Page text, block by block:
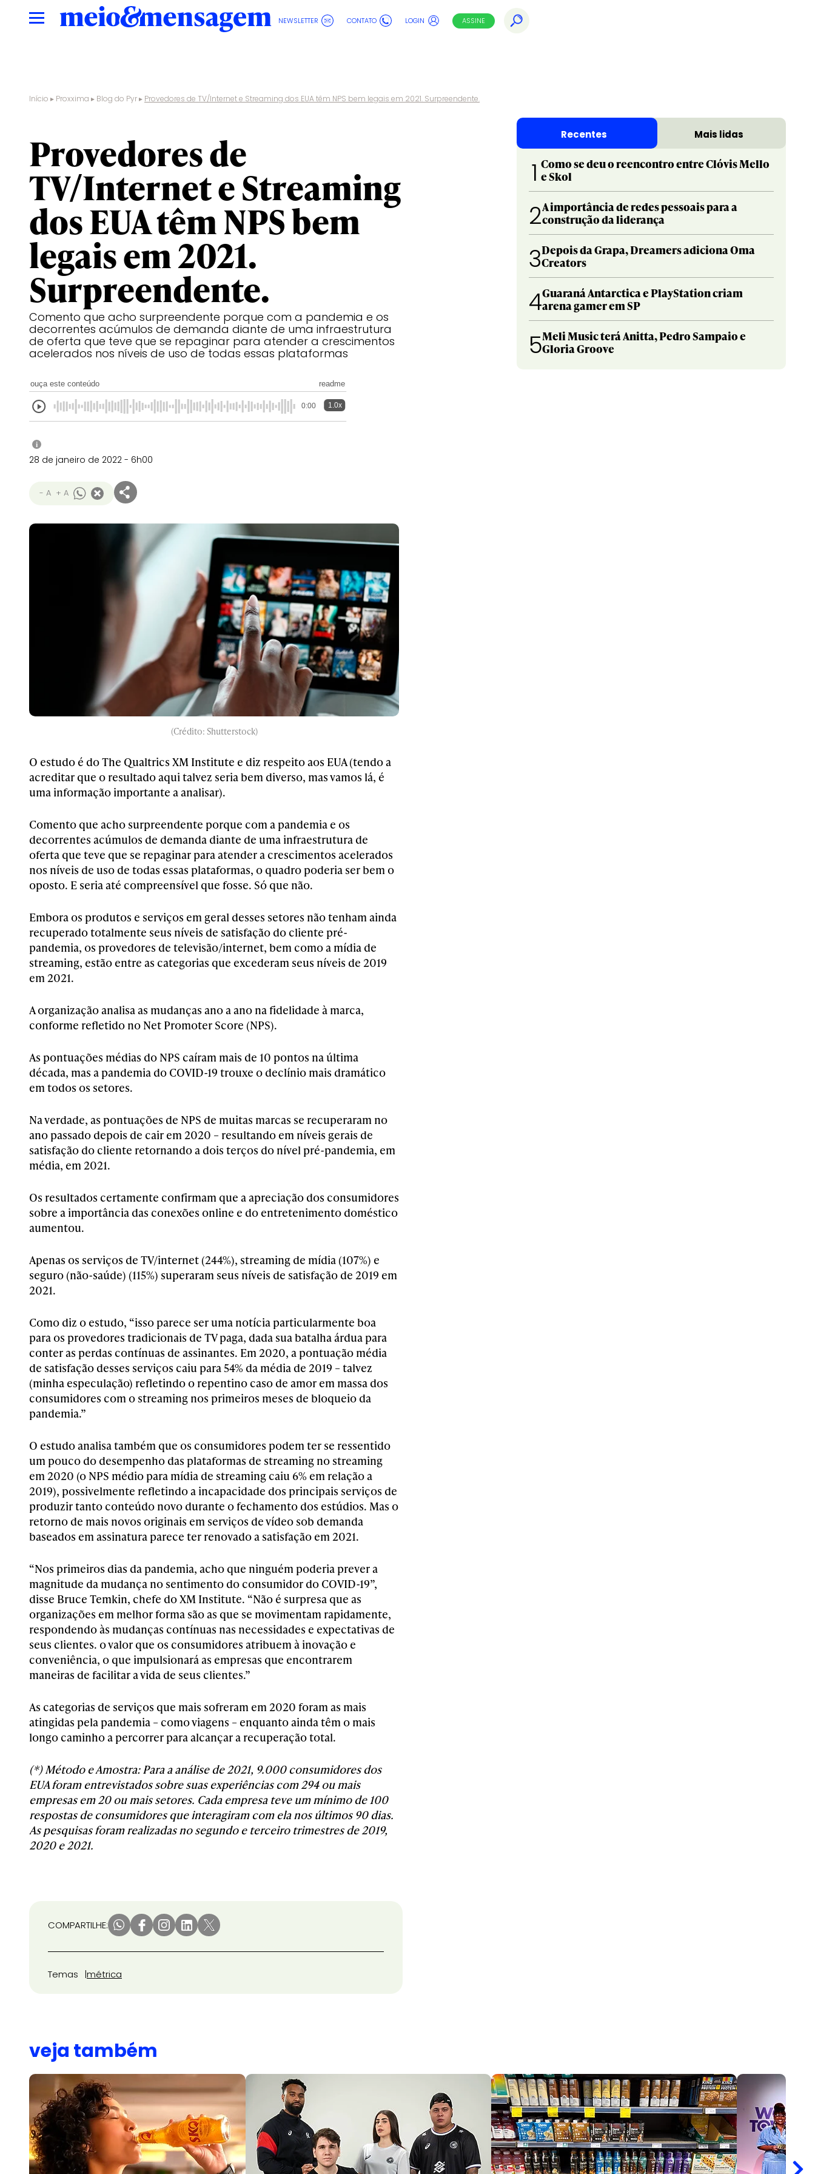
NEWSLETTER CONTATO LOGIN ASSINE
Início ▸ Proxxima ▸ Blog do Pyr▸ Provedores de TV/Internet e Streaming dos EUA têm NPS bem legais em 2021. Surpreendente.
Provedores de
TV/Internet e Streaming
dos EUA têm NPS bem
legais em 2021.
Surpreendente.
Comento que acho surpreendente porque com a pandemia e os
decorrentes acúmulos de demanda diante de uma infraestrutura
de oferta que teve que se repaginar para atender a crescimentos
acelerados nos níveis de uso de todas essas plataformas
ouça este conteúdo readme
0:00 1.0x
i
28 de janeiro de 2022 - 6h00
- A + A
(Crédito: Shutterstock)
O estudo é do The Qualtrics XM Institute e diz respeito aos EUA (tendo a
acreditar que o resultado aqui talvez seria bem diverso, mas vamos lá, é
uma informação importante a analisar).
Comento que acho surpreendente porque com a pandemia e os
decorrentes acúmulos de demanda diante de uma infraestrutura de
oferta que teve que se repaginar para atender a crescimentos acelerados
nos níveis de uso de todas essas plataformas, o quadro poderia ser bem o
oposto. E seria até compreensível que fosse. Só que não.
Embora os produtos e serviços em geral desses setores não tenham ainda
recuperado totalmente seus níveis de satisfação do cliente pré-
pandemia, os provedores de televisão/internet, bem como a mídia de
streaming, estão entre as categorias que excederam seus níveis de 2019
em 2021.
A organização analisa as mudanças ano a ano na fidelidade à marca,
conforme refletido no Net Promoter Score (NPS).
As pontuações médias do NPS caíram mais de 10 pontos na última
década, mas a pandemia do COVID-19 trouxe o declínio mais dramático
em todos os setores.
Na verdade, as pontuações de NPS de muitas marcas se recuperaram no
ano passado depois de cair em 2020 – resultando em níveis gerais de
satisfação do cliente retornando a dois terços do nível pré-pandemia, em
média, em 2021.
Os resultados certamente confirmam que a apreciação dos consumidores
sobre a importância das conexões online e do entretenimento doméstico
aumentou.
Apenas os serviços de TV/internet (244%), streaming de mídia (107%) e
seguro (não-saúde) (115%) superaram seus níveis de satisfação de 2019 em
2021.
Como diz o estudo, “isso parece ser uma notícia particularmente boa
para os provedores tradicionais de TV paga, dada sua batalha árdua para
conter as perdas contínuas de assinantes. Em 2020, a pontuação média
de satisfação desses serviços caiu para 54% da média de 2019 – talvez
(minha especulação) refletindo o repentino caso de amor em massa dos
consumidores com o streaming nos primeiros meses de bloqueio da
pandemia.”
O estudo analisa também que os consumidores podem ter se ressentido
um pouco do desempenho das plataformas de streaming no streaming
em 2020 (o NPS médio para mídia de streaming caiu 6% em relação a
2019), possivelmente refletindo a incapacidade dos principais serviços de
produzir tanto conteúdo novo durante o fechamento dos estúdios. Mas o
retorno de mais novos originais em serviços de vídeo sob demanda
baseados em assinatura parece ter renovado a satisfação em 2021.
“Nos primeiros dias da pandemia, acho que ninguém poderia prever a
magnitude da mudança no sentimento do consumidor do COVID-19”,
disse Bruce Temkin, chefe do XM Institute. “Não é surpresa que as
organizações em melhor forma são as que se movimentam rapidamente,
respondendo às mudanças contínuas nas necessidades e expectativas de
seus clientes. o valor que os consumidores atribuem à inovação e
conveniência, o que impulsionará as empresas que encontrarem
maneiras de facilitar a vida de seus clientes.”
As categorias de serviços que mais sofreram em 2020 foram as mais
atingidas pela pandemia – como viagens – enquanto ainda têm o mais
longo caminho a percorrer para alcançar a recuperação total.
(*) Método e Amostra: Para a análise de 2021, 9.000 consumidores dos
EUA foram entrevistados sobre suas experiências com 294 ou mais
empresas em 20 ou mais setores. Cada empresa teve um mínimo de 100
respostas de consumidores que interagiram com ela nos últimos 90 dias.
As pesquisas foram realizadas no segundo e terceiro trimestres de 2019,
2020 e 2021.
COMPARTILHE:
Temas métrica
Recentes Mais lidas
1 Como se deu o reencontro entre Clóvis Mello
e Skol
2A importância de redes pessoais para a
construção da liderança
3Depois da Grapa, Dreamers adiciona Oma
Creators
4Guaraná Antarctica e PlayStation criam
arena gamer em SP
5Meli Music terá Anitta, Pedro Sampaio e
Gloria Groove
veja também